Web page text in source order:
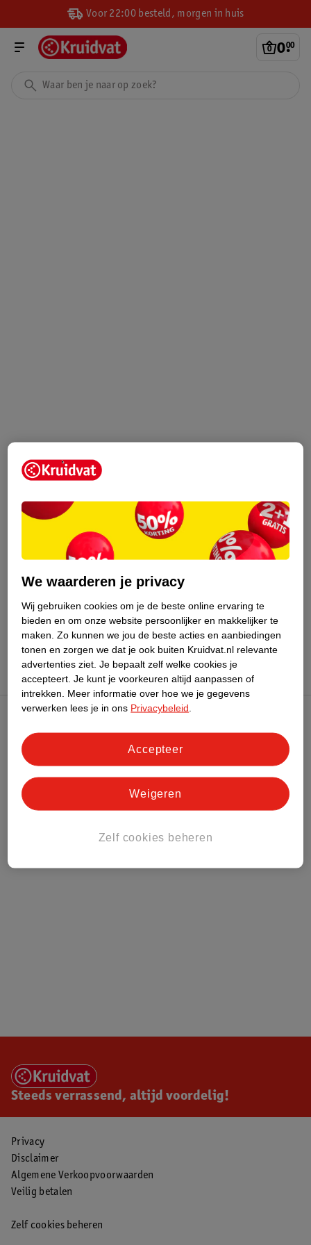
Voor 22:00 besteld, morgen in huis
0.
00
Klantenservice
Over Kruidvat
Steeds verrassend, altijd voordelig!
Privacy
Disclaimer
Algemene Verkoopvoorwaarden
Veilig betalen
Zelf cookies beheren
We waarderen je privacy
Wij gebruiken cookies om je de beste online ervaring te
bieden en om onze website persoonlijker en makkelijker te
maken. Zo kunnen we jou de beste acties en aanbiedingen
tonen en zorgen we dat je ook buiten Kruidvat.nl relevante
advertenties ziet. Je bepaalt zelf welke cookies je
accepteert. Je kunt je voorkeuren altijd aanpassen of
intrekken.
Meer informatie over hoe we je gegevens
verwerken lees je in ons Privacybeleid
Zelf cookies beheren
Weigeren
Accepteer